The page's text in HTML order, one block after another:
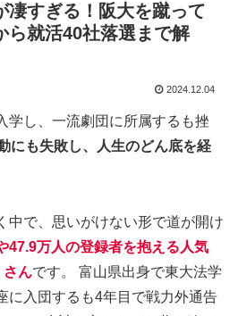
凄すぎる！阪大を蹴って
ら就活40社落選まで解
2024.12.04
学し、一流劇団に所属するも挫
にも失敗し、人生のどん底を経
中で、思いがけない形で道が開け
47.9万人の登録者を抱える人気
さんです。 富山県出身で東大法学
に入団するも4年目で戦力外通告